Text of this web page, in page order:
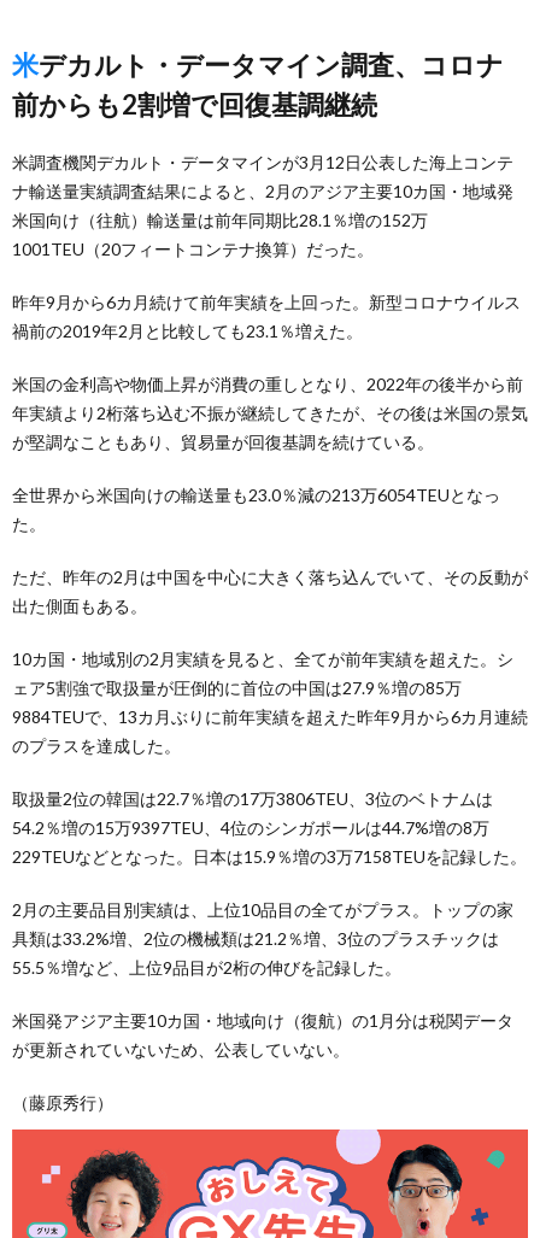
米デカルト・データマイン調査、コロナ
前からも2割増で回復基調継続
米調査機関デカルト・データマインが3月12日公表した海上コンテ
ナ輸送量実績調査結果によると、2月のアジア主要10カ国・地域発
米国向け（往航）輸送量は前年同期比28.1％増の152万
1001TEU（20フィートコンテナ換算）だった。
昨年9月から6カ月続けて前年実績を上回った。新型コロナウイルス
禍前の2019年2月と比較しても23.1％増えた。
米国の金利高や物価上昇が消費の重しとなり、2022年の後半から前
年実績より2桁落ち込む不振が継続してきたが、その後は米国の景気
が堅調なこともあり、貿易量が回復基調を続けている。
全世界から米国向けの輸送量も23.0％減の213万6054TEUとなっ
た。
ただ、昨年の2月は中国を中心に大きく落ち込んでいて、その反動が
出た側面もある。
10カ国・地域別の2月実績を見ると、全てが前年実績を超えた。シ
ェア5割強で取扱量が圧倒的に首位の中国は27.9％増の85万
9884TEUで、13カ月ぶりに前年実績を超えた昨年9月から6カ月連続
のプラスを達成した。
取扱量2位の韓国は22.7％増の17万3806TEU、3位のベトナムは
54.2％増の15万9397TEU、4位のシンガポールは44.7%増の8万
229TEUなどとなった。日本は15.9％増の3万7158TEUを記録した。
2月の主要品目別実績は、上位10品目の全てがプラス。トップの家
具類は33.2%増、2位の機械類は21.2％増、3位のプラスチックは
55.5％増など、上位9品目が2桁の伸びを記録した。
米国発アジア主要10カ国・地域向け（復航）の1月分は税関データ
が更新されていないため、公表していない。
（藤原秀行）